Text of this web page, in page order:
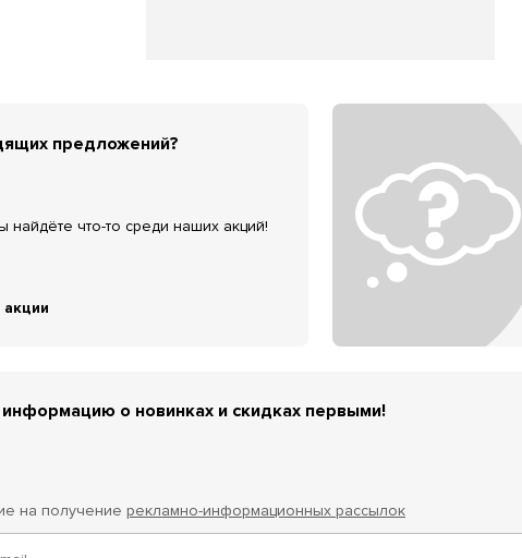
предложений?
найдёте что-то среди наших акций!
о новинках и скидках первыми!
на получение рекламно-информационных рассылок